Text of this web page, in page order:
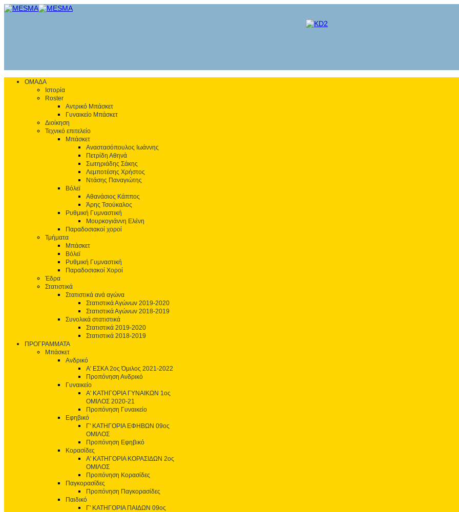
ΟΜΑΔΑ
Ιστορία
Roster
Αντρικό Μπάσκετ
Γυναικείο Μπάσκετ
Διοίκηση
Τεχνικό επιτελείο
Μπάσκετ
Αναστασόπουλος Ιωάννης
Πετρίδη Αθηνά
Σωτηριάδης Σάκης
Λεμποτέσης Χρήστος
Ντάσης Παναγιώτης
Βόλεϊ
Αθανάσιος Κάππος
Άρης Τσούκαλος
Ρυθμική Γυμναστική
Μουρκογιάννη Ελένη
Παραδοσιακοί χοροί
Τμήματα
Μπάσκετ
Βόλεϊ
Ρυθμική Γυμναστική
Παραδοσιακοί Χοροί
Έδρα
Στατιστικά
Στατιστικά ανά αγώνα
Στατιστικά Αγώνων 2019-2020
Στατιστικά Αγώνων 2018-2019
Συνολικά στατιστικά
Στατιστικά 2019-2020
Στατιστικά 2018-2019
ΠΡΟΓΡΑΜΜΑΤΑ
Μπάσκετ
Ανδρικό
Α' ΕΣΚΑ 2ος Όμιλος 2021-2022
Προπόνηση Ανδρικό
Γυναικείο
Α' ΚΑΤΗΓΟΡΙΑ ΓΥΝΑΙΚΩΝ 1ος
ΟΜΙΛΟΣ 2020-21
Προπόνηση Γυναικείο
Εφηβικό
Γ' ΚΑΤΗΓΟΡΙΑ ΕΦΗΒΩΝ 09ος
ΟΜΙΛΟΣ
Προπόνηση Εφηβικό
Κορασίδες
Α' ΚΑΤΗΓΟΡΙΑ ΚΟΡΑΣΙΔΩΝ 2ος
ΟΜΙΛΟΣ
Προπόνηση Κορασίδες
Παγκορασίδες
Προπόνηση Παγκορασίδες
Παιδικό
Γ' ΚΑΤΗΓΟΡΙΑ ΠΑΙΔΩΝ 09ος